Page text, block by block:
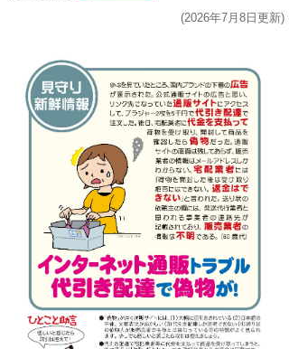
(2026年7月8日更新)